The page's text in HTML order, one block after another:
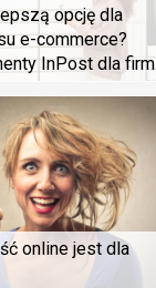
opcję dla
e-commerce?
InPost dla firm
online jest dla